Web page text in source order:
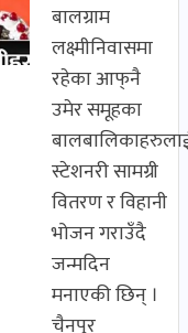
बालग्राम
लक्ष्मीनिवासमा
रहेका आफ्‌नै
उमेर समूहका
स्टेशनरी सामग्री
वितरण र विहानी
भोजन गराउँदै
जन्मदिन
मनाएकी छिन् ।